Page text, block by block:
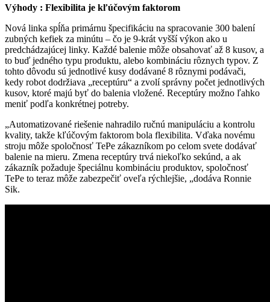
Výhody : Flexibilita je kľúčovým faktorom
Nová linka spĺňa primárnu špecifikáciu na spracovanie 300 balení
zubných kefiek za minútu – čo je 9-krát vyšší výkon ako u
predchádzajúcej linky. Každé balenie môže obsahovať až 8 kusov, a
to buď jedného typu produktu, alebo kombináciu rôznych typov. Z
tohto dôvodu sú jednotlivé kusy dodávané 8 rôznymi podávači,
kedy robot dodržiava „receptúru“ a zvolí správny počet jednotlivých
kusov, ktoré majú byť do balenia vložené. Receptúry možno ľahko
meniť podľa konkrétnej potreby.
„Automatizované riešenie nahradilo ručnú manipuláciu a kontrolu
kvality, takže kľúčovým faktorom bola flexibilita. Vďaka novému
stroju môže spoločnosť TePe zákazníkom po celom svete dodávať
balenie na mieru. Zmena receptúry trvá niekoľko sekúnd, a ak
zákazník požaduje špeciálnu kombináciu produktov, spoločnosť
TePe to teraz môže zabezpečiť oveľa rýchlejšie, „dodáva Ronnie
Sik.